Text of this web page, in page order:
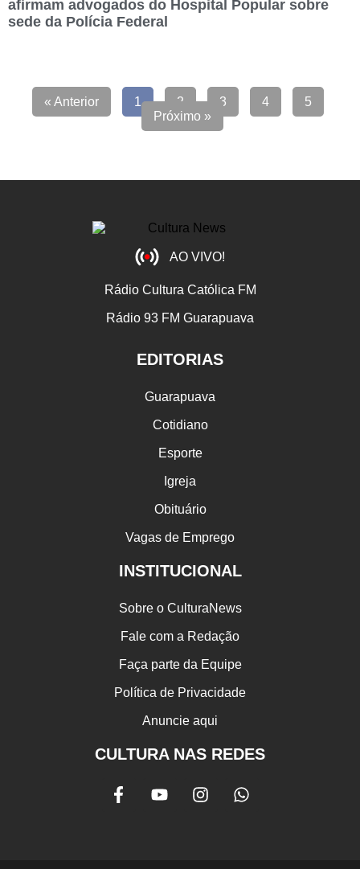
afirmam advogados do Hospital Popular sobre
sede da Polícia Federal
« Anterior 1 2 3 4
5
Próximo »
AO VIVO!
Rádio Cultura Católica FM
Rádio 93 FM Guarapuava
EDITORIAS
Guarapuava
Cotidiano
Esporte
Igreja
Obituário
Vagas de Emprego
INSTITUCIONAL
Sobre o CulturaNews
Fale com a Redação
Faça parte da Equipe
Política de Privacidade
Anuncie aqui
CULTURA NAS REDES